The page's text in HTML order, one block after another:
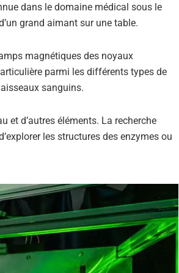
dans le domaine médical sous le
grand aimant sur une table.
magnétiques des noyaux
parmi les différents types de
sanguins.
et d’autres éléments. La recherche
les structures des enzymes ou